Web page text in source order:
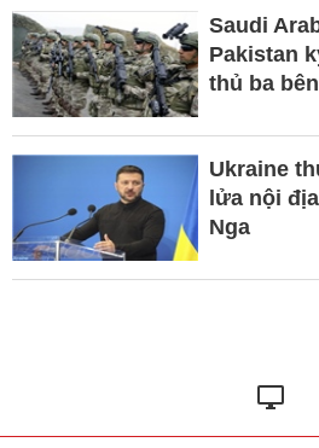
Saudi
Pakistan
thủ ba bên
Ukraine
lửa nội
Nga